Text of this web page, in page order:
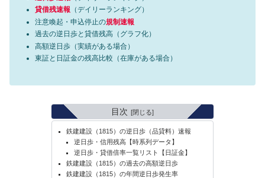
貸借残速報 （デイリーランキング）
注意喚起・申込停止の規制速報
過去の逆日歩と貸借残高（グラフ化）
高額逆日歩（実績がある場合）
東証と日証金の残高比較（在庫がある場合）
目次
鉄建建設（1815）の逆日歩（品貸料）速報
逆日歩・信用残高【時系列データ】
逆日歩・貸借倍率一覧リスト【日証金】
鉄建建設（1815）の過去の高額逆日歩
鉄建建設（1815）の年間逆日歩発生率